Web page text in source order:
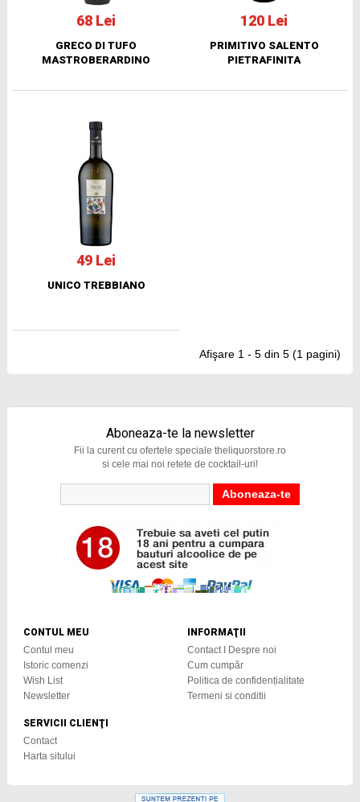
68 Lei
GRECO DI TUFO
MASTROBERARDINO
120 Lei
PRIMITIVO SALENTO
PIETRAFINITA
49 Lei
UNICO TREBBIANO
Afişare 1 - 5 din 5 (1 pagini)
Aboneaza-te la newsletter
Fii la curent cu ofertele speciale theliquorstore.ro
si cele mai noi retete de cocktail-uri!
CONTUL MEU
Contul meu
Istoric comenzi
Wish List
Newsletter
SERVICII CLIENŢI
Contact
Harta sitului
INFORMAŢII
Contact I Despre noi
Cum cumpăr
Politica de confidențialitate
Termeni si conditii